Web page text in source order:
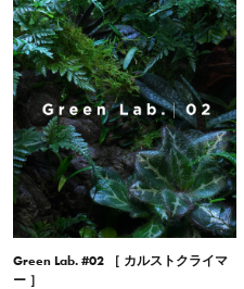
Green Lab. #02 ［ カルストクライマ
ー ］